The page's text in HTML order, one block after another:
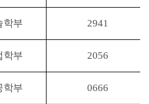
학부 2941
학부 2056
학부 0666